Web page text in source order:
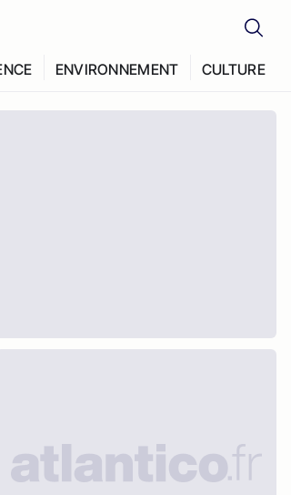
ENVIRONNEMENT CULTURE